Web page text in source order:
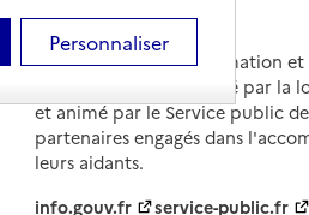
Portail national d'information et
et de leurs proches, créé par
et animé par le Service public
partenaires engagés dans
leurs aidants.
info.gouv.fr
service-public.fr
Personnaliser